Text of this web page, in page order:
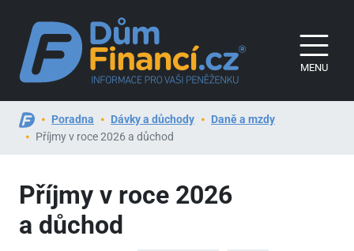
MENU
Poradna Dávky a důchody
Daně a mzdy
Příjmy v roce 2026 a důchod
Příjmy v roce 2026
a důchod